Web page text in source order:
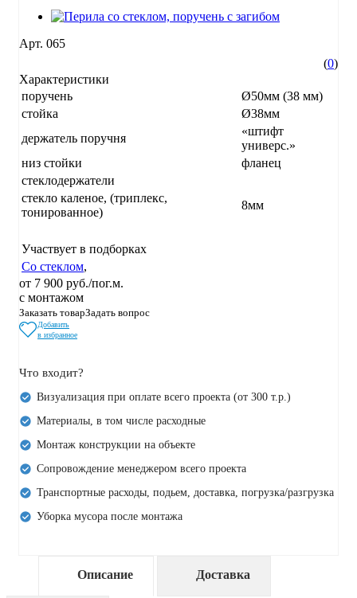
Арт. 065
(0)
Характеристики
поручень
Ø50мм (38 мм)
стойка
Ø38мм
держатель поручня
«штифт
универс.»
низ стойки
фланец
стеклодержатели
стекло каленое, (триплекс,
тонированное)
8мм
Участвует в подборках
Со стеклом,
от 7 900 руб./пог.м.
с монтажом
Заказать товарЗадать вопрос
Добавить
в избранное
Что входит?
Визуализация при оплате всего проекта (от 300 т.р.)
Материалы, в том числе расходные
Монтаж конструкции на объекте
Сопровождение менеджером всего проекта
Транспортные расходы, подьем, доставка, погрузка/разгрузка
Уборка мусора после монтажа
Описание Доставка